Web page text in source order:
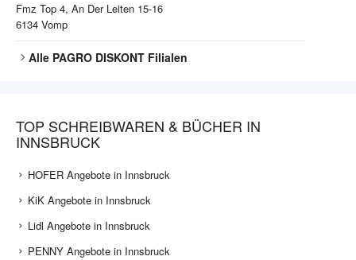
Fmz Top 4, An Der Leiten 15-16
6134 Vomp
Alle PAGRO DISKONT Filialen
TOP SCHREIBWAREN & BÜCHER IN
INNSBRUCK
HOFER Angebote in Innsbruck
KiK Angebote in Innsbruck
Lidl Angebote in Innsbruck
PENNY Angebote in Innsbruck